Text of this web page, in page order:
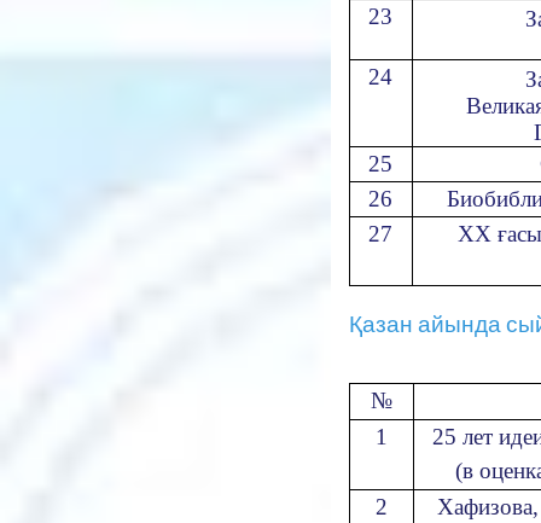
23
24
25
26
27
ХХ
Қазан айында
№
1
25 лет
(в
2